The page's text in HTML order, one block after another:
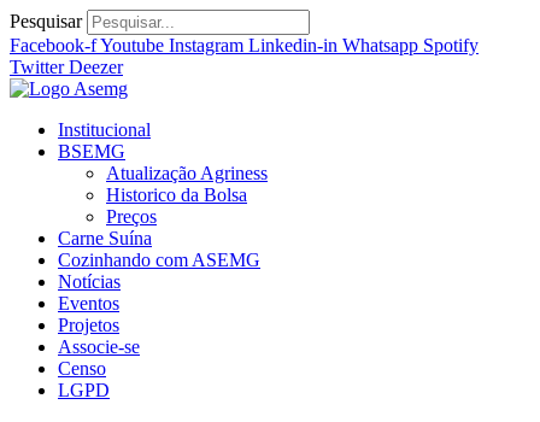
Ir
para
o
conteúdo
Pesquisar
Facebook-fYoutube Instagram Linkedin-in Whatsapp Spotify
Twitter Deezer
Institucional
BSEMG
Atualização Agriness
Historico da Bolsa
Preços
Carne Suína
Cozinhando com ASEMG
Notícias
Eventos
Projetos
Associe-se
Censo
LGPD